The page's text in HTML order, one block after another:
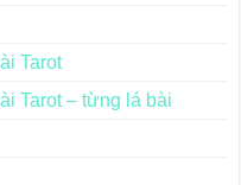
Tarot
Tarot – từng lá bài